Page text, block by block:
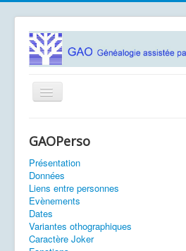
Basculer
la
Logiciels
Association GAO
Contacts
Documentation
GAOPerso
Présentation
Données
Liens entre personnes
Evènements
Dates
Variantes othographiques
Caractère Joker